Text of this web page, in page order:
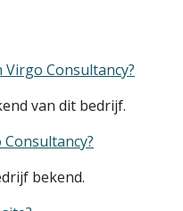
Consultancy?
van dit bedrijf.
bekend.